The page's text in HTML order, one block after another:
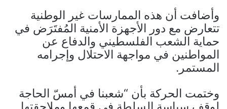
وأضافت أن هذه الممارسات غير الوطنية
تتعارض مع دور الأجهزة الأمنية المُفتَرَض في
حماية الشعب الفلسطيني والدفاع عن
المواطنين في مواجهة الاحتلال وإجرامه
المستمر.
وختمت الحركة بأن “شعبنا في أمسّ الحاجة